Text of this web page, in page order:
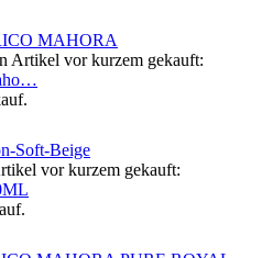
Artikel vor kurzem gekauft:
vor kurzem gekauft: